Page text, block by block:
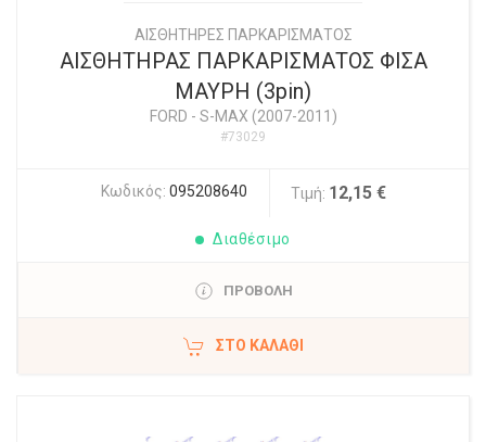
ΑΙΣΘΗΤΗΡΕΣ ΠΑΡΚΑΡΙΣΜΑΤΟΣ
ΑΙΣΘΗΤΗΡΑΣ ΠΑΡΚΑΡΙΣΜΑΤΟΣ ΦΙΣΑ
ΜΑΥΡΗ (3pin)
FORD - S-MAX (2007-2011)
#73029
Κωδικός: 095208640 Τιμή: 12,15 €
Διαθέσιμο
ΠΡΟΒΟΛΗ
ΣΤΟ ΚΑΛΆΘΙ